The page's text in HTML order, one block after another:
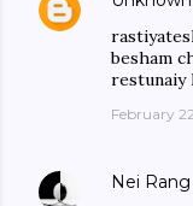
besham
restunaiy
February
Nei Rang